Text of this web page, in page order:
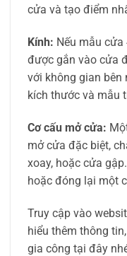
cửa và tạo điểm
Kính: Nếu mẫu
được gắn vào cửa
với không gian bên
kích thước và mẫu
Cơ cấu mở cửa:
mở cửa đặc biệt,
xoay, hoặc cửa
hoặc đóng lại một
Truy cập vào
hiểu thêm thông
gia công tại đây